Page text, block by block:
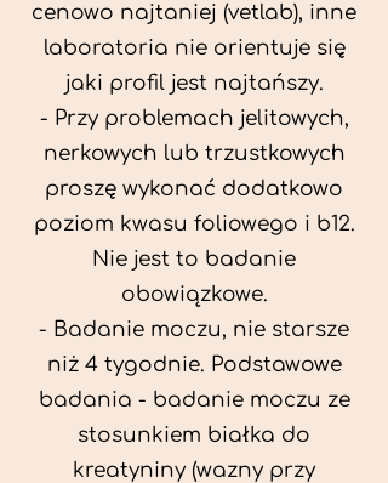
cenowo najtaniej (vetlab), inne
laboratoria nie orientuje się
jaki profil jest najtańszy.
- Przy problemach jelitowych,
nerkowych lub trzustkowych
proszę wykonać dodatkowo
poziom kwasu foliowego i b12.
Nie jest to badanie
obowiązkowe.
- Badanie moczu, nie starsze
niż 4 tygodnie. Podstawowe
badania - badanie moczu ze
stosunkiem białka do
kreatyniny (wazny przy